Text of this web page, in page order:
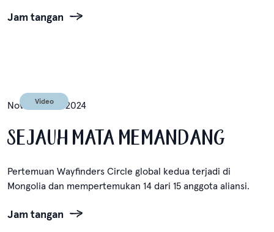
Jam tangan
Video
November 11, 2024
SEJAUH MATA MEMANDANG
Pertemuan Wayfinders Circle global kedua terjadi di
Mongolia dan mempertemukan 14 dari 15 anggota aliansi.
Jam tangan